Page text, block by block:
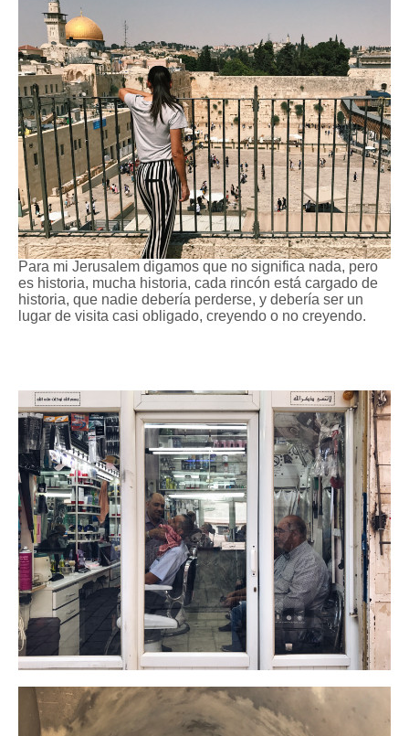
Para mi Jerusalem digamos que no significa nada, pero
es historia, mucha historia, cada rincón está cargado de
historia, que nadie debería perderse, y debería ser un
lugar de visita casi obligado, creyendo o no creyendo.